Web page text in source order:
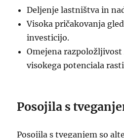
Deljenje lastništva in
Visoka pričakovanja
investicijo.
Omejena
visokega potenciala
Posojila s
Posojila s tveganjem so